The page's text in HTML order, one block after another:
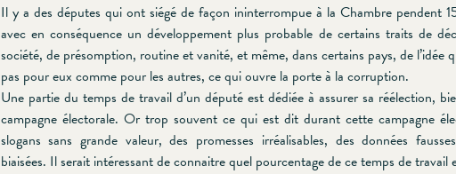
Il y a des députes qui ont siégé de façon ininterrompue à la Chambre pendent
avec en conséquence un développement plus probable de certains traits de
société, de présomption, routine et vanité, et même, dans certains pays, de l’idée
pas pour eux comme pour les autres, ce qui ouvre la porte à la corruption.
Une partie du temps de travail d’un député est dédiée à assurer sa réélection,
campagne électorale. Or trop souvent ce qui est dit durant cette campagne
slogans sans grande valeur, des promesses irréalisables, des données
biaisées. Il serait intéressant de connaitre quel pourcentage de ce temps de travail